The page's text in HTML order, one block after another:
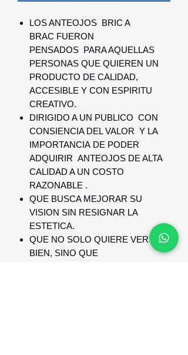
LOS ANTEOJOS BRIC A
BRAC FUERON
PENSADOS PARA AQUELLAS
PERSONAS QUE QUIEREN UN
PRODUCTO DE CALIDAD,
ACCESIBLE Y CON ESPIRITU
CREATIVO.
DIRIGIDO A UN PUBLICO CON
CONSIENCIA DEL VALOR Y LA
IMPORTANCIA DE PODER
ADQUIRIR ANTEOJOS DE ALTA
CALIDAD A UN COSTO
RAZONABLE .
QUE BUSCA MEJORAR SU
VISION SIN RESIGNAR LA
ESTETICA.
QUE NO SOLO QUIERE VER
BIEN, SINO QUE